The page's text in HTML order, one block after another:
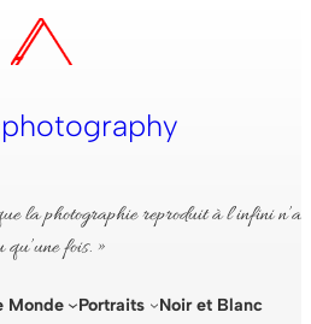
la photographie reproduit à l’infini n’a
qu’une fois. »
Monde Portraits Noir et Blanc